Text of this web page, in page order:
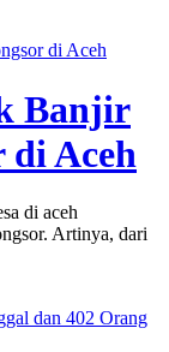
di Aceh
Banjir
di Aceh
di aceh
Artinya, dari
dan 402 Orang